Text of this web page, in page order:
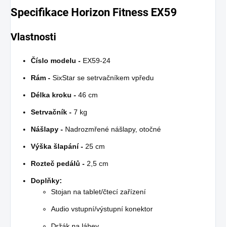
Specifikace Horizon Fitness EX59
Vlastnosti
Číslo modelu - EX59-24
Rám - SixStar se setrvačníkem vpředu
Délka kroku - 46 cm
Setrvačník - 7 kg
Nášlapy - Nadrozmřené nášlapy, otočné
Výška šlapání - 25 cm
Rozteč pedálů - 2,5 cm
Doplňky:
Stojan na tablet/čtecí zařízení
Audio vstupní/výstupní konektor